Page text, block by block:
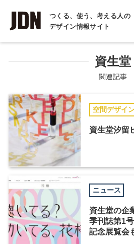
つくる、使う、考える人の
デザイン情報サイト
INTERVIEW
インタビュー
COLUMN
コラム
資生堂
関連記事
空間デザイ
資生堂汐留
ニュース
資生堂の企
季刊誌第1
記念展覧会